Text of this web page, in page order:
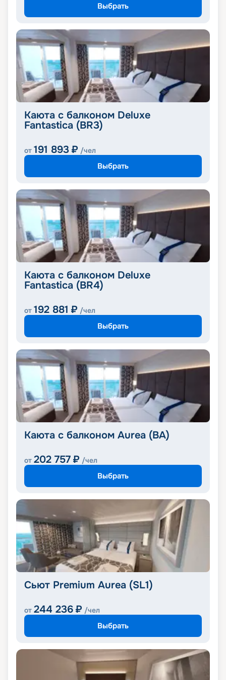
Выбрать
Каюта с балконом Deluxe
Fantastica (BR3)
от 191 893 ₽ /чел
Выбрать
Каюта с балконом Deluxe
Fantastica (BR4)
от 192 881 ₽ /чел
Выбрать
Каюта с балконом Aurea (BA)
от 202 757 ₽ /чел
Выбрать
Сьют Premium Aurea (SL1)
от 244 236 ₽ /чел
Выбрать